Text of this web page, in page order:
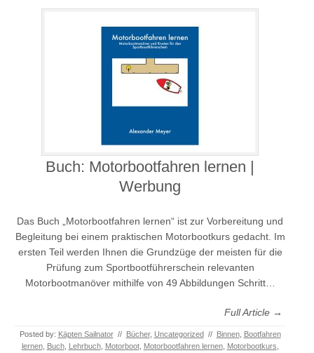
Buch: Motorbootfahren lernen |
Werbung
Das Buch „Motorbootfahren lernen“ ist zur Vorbereitung und
Begleitung bei einem praktischen Motorbootkurs gedacht. Im
ersten Teil werden Ihnen die Grundzüge der meisten für die
Prüfung zum Sportbootführerschein relevanten
Motorbootmanöver mithilfe von 49 Abbildungen Schritt…
Full Article →
Posted by: Käpten Sailnator // Bücher, Uncategorized // Binnen, Bootfahren
lernen, Buch, Lehrbuch, Motorboot, Motorbootfahren lernen, Motorbootkurs